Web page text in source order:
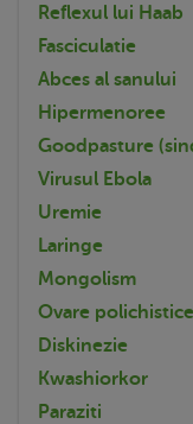
Reflexul lui Haab
Fasciculatie
Abces al sanului
Hipermenoree
Goodpasture
Virusul Ebola
Uremie
Laringe
Mongolism
Ovare polichistice
Diskinezie
Kwashiorkor
Paraziti